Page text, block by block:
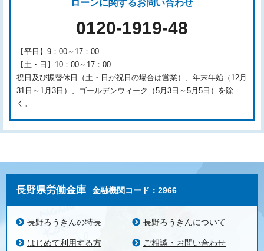
ローンに関するお問い合わせ
0120-1919-48
【平日】9：00～17：00
【土・日】10：00～17：00
祝日及び振替休日（土・日が祝日の場合は営業）、年末年始（12月
31日～1月3日）、ゴールデンウィーク（5月3日～5月5日）を除
く。
長野県労働金庫 金融機関コード：2966
長野ろうきんの特長 長野ろうきんについて
はじめて利用する方 ご相談・お問い合わせ